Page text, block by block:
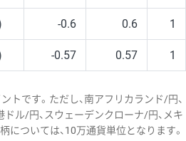
-0.6 0.6 1
-0.57 0.57 1
トです。ただし、南アフリカランド/円、
ドル/円、スウェーデンクローナ/円、メキ
については、10万通貨単位となります。